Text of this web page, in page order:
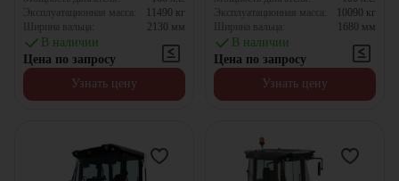
Эксплуатационная масса:
11490 кг
Ширина вальца:
2130 мм
В наличии
Цена по запросу
Узнать цену
Эксплуатационная масса:
10090 кг
Ширина вальца:
1680 мм
В наличии
Цена по запросу
Узнать цену